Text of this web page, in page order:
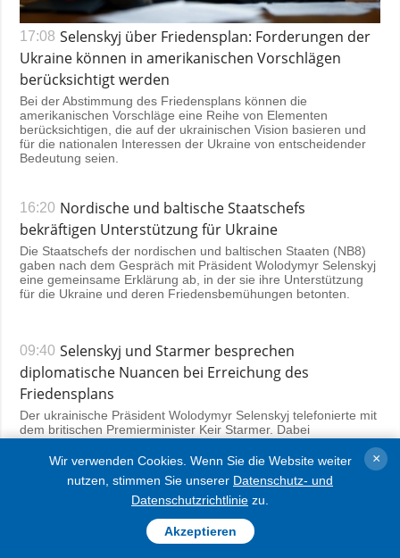
17:08 Selenskyj über Friedensplan: Forderungen der
Ukraine können in amerikanischen Vorschlägen
berücksichtigt werden
Bei der Abstimmung des Friedensplans können die
amerikanischen Vorschläge eine Reihe von Elementen
berücksichtigen, die auf der ukrainischen Vision basieren und
für die nationalen Interessen der Ukraine von entscheidender
Bedeutung seien.
16:20 Nordische und baltische Staatschefs
bekräftigen Unterstützung für Ukraine
Die Staatschefs der nordischen und baltischen Staaten (NB8)
gaben nach dem Gespräch mit Präsident Wolodymyr Selenskyj
eine gemeinsame Erklärung ab, in der sie ihre Unterstützung
für die Ukraine und deren Friedensbemühungen betonten.
09:40 Selenskyj und Starmer besprechen
diplomatische Nuancen bei Erreichung des
Friedensplans
Der ukrainische Präsident Wolodymyr Selenskyj telefonierte mit
dem britischen Premierminister Keir Starmer. Dabei
Planung des Friedensprozesses.
22 November 2025
G20-Gipfel: Staats- und Regierungschefs
Wir verwenden Cookies. Wenn Sie die Website weiter
nutzen, stimmen Sie unserer Datenschutz- und
Datenschutzrichtlinie zu.
Akzeptieren
×